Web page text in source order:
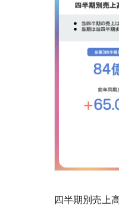
四半期別売上